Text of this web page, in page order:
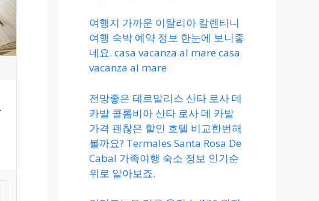
여행지 가까운 이탈리아 칼렌티니
여행 숙박 예약 정보 한눈에 보니좋
네요. casa vacanza al mare casa
vacanza al mare
전망좋은 테르말리스 산타 로사 데
카발 콜롬비아 산타 로사 데 카발
가격 괜찮은 할인 호텔 비교한번해
볼까요? Termales Santa Rosa De
Cabal 가족여행 숙소 정보 인기순
위로 알아보죠.